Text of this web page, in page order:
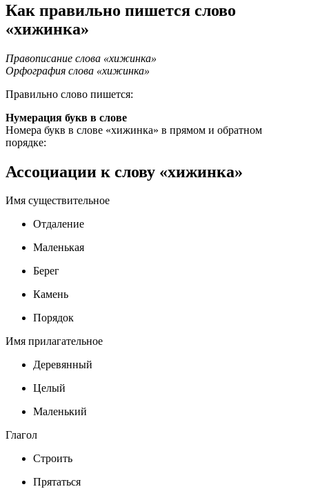
Как правильно пишется слово
«хижинка»
Правописание слова «хижинка»
Орфография слова «хижинка»
Правильно слово пишется:
Нумерация букв в слове
Номера букв в слове «хижинка» в прямом и обратном
порядке:
Ассоциации к слову «хижинка»
Имя существительное
Отдаление
Маленькая
Берег
Камень
Порядок
Имя прилагательное
Деревянный
Целый
Маленький
Глагол
Строить
Прятаться